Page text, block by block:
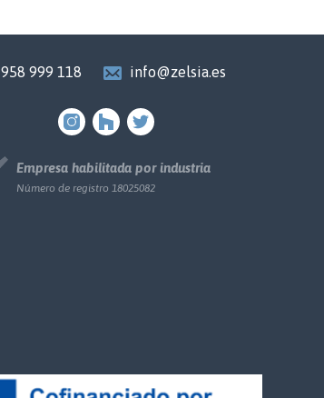
958 999 118 info@zelsia.es
Empresa habilitada por industria
Número de registro 18025082